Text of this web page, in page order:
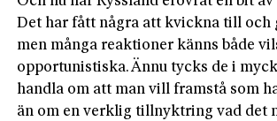
Det har fått några att kvickna till och
men många reaktioner känns både
opportunistiska. Ännu tycks de i
handla om att man vill framstå som
än om en verklig tillnyktring vad det